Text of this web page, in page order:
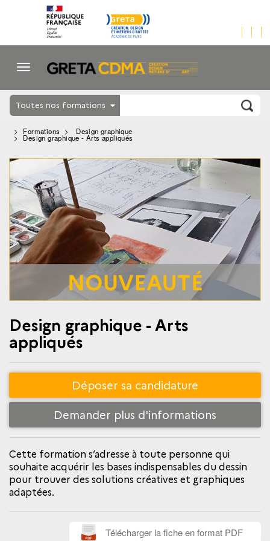
Toutes nos formations
Formations Design graphique
Design graphique - Arts appliqués
Design graphique - Arts
appliqués
Déposer sa candidature
Demander plus d'informations
Cette formation s’adresse à toute personne qui
souhaite acquérir les bases indispensables du dessin
pour trouver des solutions créatives et graphiques
adaptées.
Télécharger la fiche en format PDF